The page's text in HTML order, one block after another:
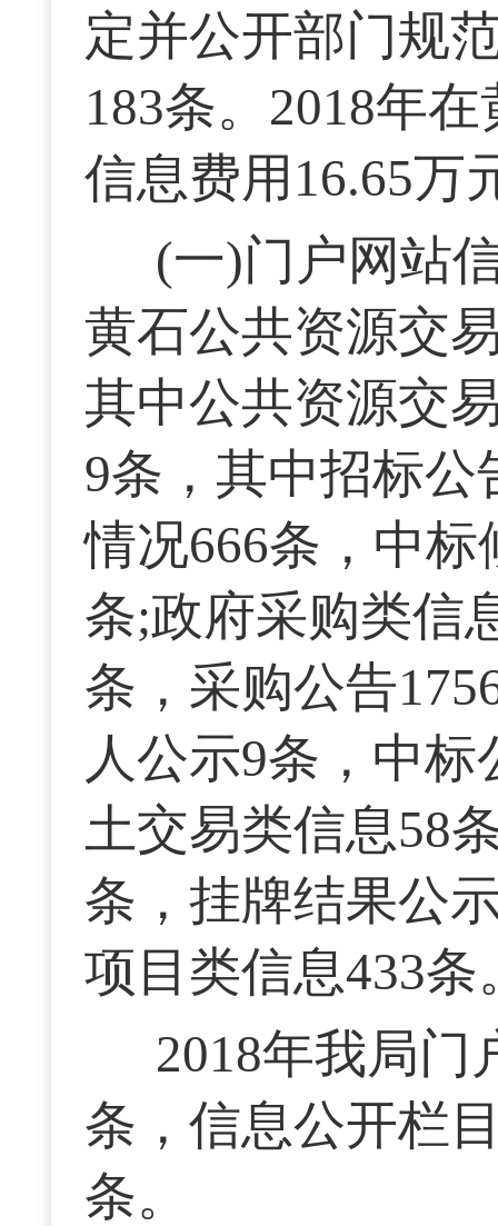
定并公开部门规
183条。2018年
信息费用16.65万
(一)门户网站
黄石公共资源交
其中公共资源交
9条，其中招标公
情况666条，中标
条;政府采购类信
条，采购公告
人公示9条，中
土交易类信息58
条，挂牌结果公
项目类信息433条
2018年我局门
条，信息公开栏
条。